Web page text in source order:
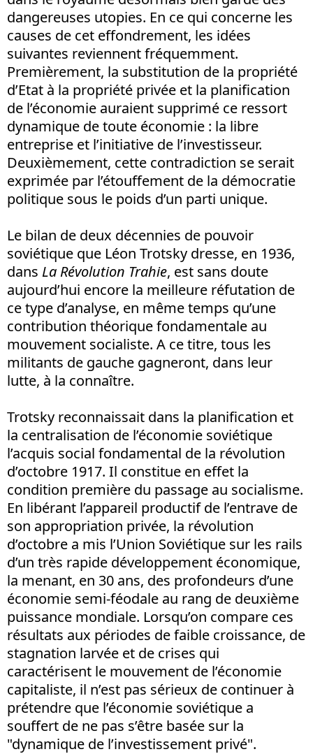
dangereuses utopies. En ce qui concerne les
causes de cet effondrement, les idées
suivantes reviennent fréquemment.
Premièrement, la substitution de la propriété
d’Etat à la propriété privée et la planification
de l’économie auraient supprimé ce ressort
dynamique de toute économie : la libre
entreprise et l’initiative de l’investisseur.
Deuxièmement, cette contradiction se serait
exprimée par l’étouffement de la démocratie
politique sous le poids d’un parti unique.
Le bilan de deux décennies de pouvoir
soviétique que Léon Trotsky dresse, en 1936,
dans La Révolution Trahie, est sans doute
aujourd’hui encore la meilleure réfutation de
ce type d’analyse, en même temps qu’une
contribution théorique fondamentale au
mouvement socialiste. A ce titre, tous les
militants de gauche gagneront, dans leur
lutte, à la connaître.
Trotsky reconnaissait dans la planification et
la centralisation de l’économie soviétique
l’acquis social fondamental de la révolution
d’octobre 1917. Il constitue en effet la
condition première du passage au socialisme.
En libérant l’appareil productif de l’entrave de
son appropriation privée, la révolution
d’octobre a mis l’Union Soviétique sur les rails
d’un très rapide développement économique,
la menant, en 30 ans, des profondeurs d’une
économie semi-féodale au rang de deuxième
puissance mondiale. Lorsqu’on compare ces
résultats aux périodes de faible croissance, de
stagnation larvée et de crises qui
caractérisent le mouvement de l’économie
capitaliste, il n’est pas sérieux de continuer à
prétendre que l’économie soviétique a
souffert de ne pas s’être basée sur la
"dynamique de l’investissement privé".